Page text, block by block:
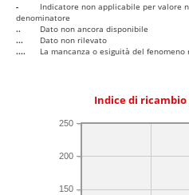
-
Indicatore non applicabile per valore
denominatore
..
Dato non ancora disponibile
...
Dato non rilevato
....
La mancanza o esiguità del
Indice di
150
200
250